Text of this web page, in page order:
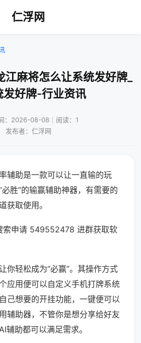
仁浮网
麻将怎么让系统发好牌_
发好牌-行业资讯
：2026-08-08｜阅读：1
发布者：仁浮网
辅助是一款可以让一直输的玩
胜”的输赢辅助神器，有需要的
获取使用。
索申请 549552478 进群获取软
你轻松成为“必赢”。其操作方式
应用便可以自定义手机打牌系统
己想要的开挂功能，一键便可以
辅助器，不管你是想分享给好友
辅助都可以满足需求。